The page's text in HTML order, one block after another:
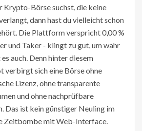
Krypto-Börse suchst, die keine
dann hast du vielleicht schon
Die Plattform verspricht 0,00 %
und Taker - klingt zu gut, um wahr
auch. Denn hinter diesem
verbirgt sich eine Börse ohne
Lizenz, ohne transparente
und ohne nachprüfbare
Das ist kein günstiger Neuling im
Zeitbombe mit Web-Interface.